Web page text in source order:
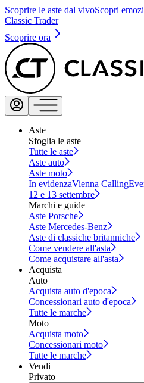
Scoprire le aste dal vivoScopri
Classic Trader
Scoprire ora
Aste
Sfoglia le aste
Tutte le aste
Aste auto
Aste moto
In evidenzaVienna Calling
12 e 13 settembre
Marchi e guide
Aste Porsche
Aste Mercedes-Benz
Aste di classiche britanniche
Come vendere all'asta
Come acquistare all'asta
Acquista
Auto
Acquista auto d'epoca
Concessionari auto d'epoca
Tutte le marche
Moto
Acquista moto
Concessionari moto
Tutte le marche
Vendi
Privato